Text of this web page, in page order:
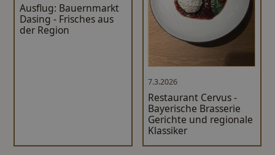
Ausflug: Bauernmarkt
Dasing - Frisches aus
der Region
7.3.2026
Restaurant Cervus -
Bayerische Brasserie
Gerichte und regionale
Klassiker